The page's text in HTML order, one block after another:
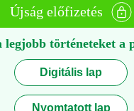
Újság előfizetés
legjobb történeteket a
Digitális lap
Nyomtatott lap